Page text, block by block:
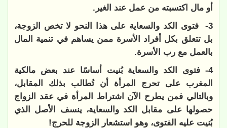
أو مال اكتسبته من عمل عند الغير.
3- فتوى الكد والسعاية على هذا النحو لا تخص الزوجة،
بل تتعلق بكل أفراد الأسرة ممن يساهم في تنمية المال
بالعمل مع رب الأسرة.
4- فتوى الكد والسعاية بُنيت أساسًا عند بعض مالكية
المغرب على تحرج المرأة أن تُطالب بذلك المقابل،
وبالتالي فمن يطرح الآن اشتراط المرأة في عقد الزواج
حصولها على مقابل الكد والسعاية، ينسف الأصل الذي
بُنيت عليه الفتوى، وهو استشعار الزوجة للحرج!